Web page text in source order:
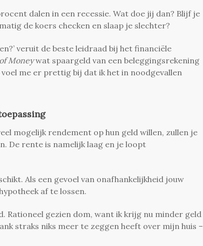
dalen in een recessie. Wat doe jij dan? Blijf je
de koers checken en slaap je slechter?
veruit de beste leidraad bij het financiële
Moneywat spaargeld van een beleggingsrekening
me er prettig bij dat ik het in noodgevallen
mogelijk rendement op hun geld willen, zullen je
De rente is namelijk laag en je loopt
Als een gevoel van onafhankelijkheid jouw
af te lossen.
Rationeel gezien dom, want ik krijg nu minder geld
straks niks meer te zeggen heeft over mijn huis –